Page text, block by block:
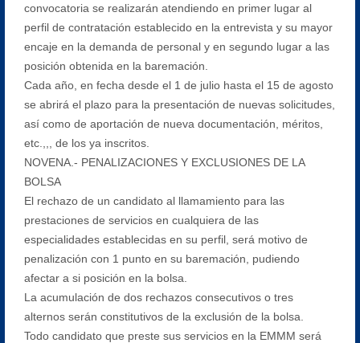
convocatoria se realizarán atendiendo en primer lugar al
perfil de contratación establecido en la entrevista y su mayor
encaje en la demanda de personal y en segundo lugar a las
posición obtenida en la baremación.
Cada año, en fecha desde el 1 de julio hasta el 15 de agosto
se abrirá el plazo para la presentación de nuevas solicitudes,
así como de aportación de nueva documentación, méritos,
etc.,,, de los ya inscritos.
NOVENA.- PENALIZACIONES Y EXCLUSIONES DE LA
BOLSA
El rechazo de un candidato al llamamiento para las
prestaciones de servicios en cualquiera de las
especialidades establecidas en su perfil, será motivo de
penalización con 1 punto en su baremación, pudiendo
afectar a si posición en la bolsa.
La acumulación de dos rechazos consecutivos o tres
alternos serán constitutivos de la exclusión de la bolsa.
Todo candidato que preste sus servicios en la EMMM será